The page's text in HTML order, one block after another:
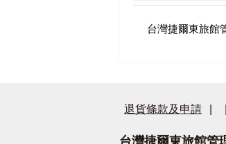
台灣捷爾東旅館
退貨條款及申請
台灣捷爾東旅館管